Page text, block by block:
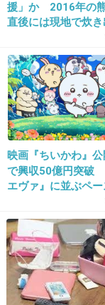
ヲタさん達の
37. 匿名2013/10/10(木)
買ったものを
(・・;)
38. 匿名2013/10/10(木)
買ってどうす
援」か 2016年の
直後には現地で炊き
し “誰にも知られ
い”と、むしろ強ま
動への思い
映画『ちいかわ』
で興収50億円突破
エヴァ』に並ぶペー